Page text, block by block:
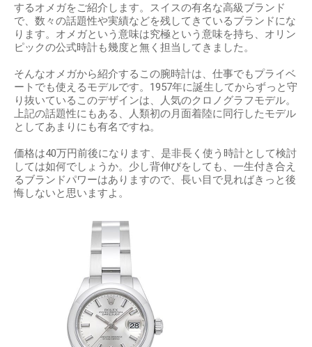
するオメガをご紹介します。スイスの有名な高級ブランド
で、数々の話題性や実績などを残してきているブランドにな
ります。オメガという意味は究極という意味を持ち、オリン
ピックの公式時計も幾度と無く担当してきました。
そんなオメガから紹介するこの腕時計は、仕事でもプライベ
ートでも使えるモデルです。1957年に誕生してからずっと守
り抜いているこのデザインは、人気のクロノグラフモデル。
上記の話題性にもある、人類初の月面着陸に同行したモデル
としてあまりにも有名ですね。
価格は40万円前後になります、是非長く使う時計として検討
しては如何でしょうか。少し背伸びをしても、一生付き合え
るブランドパワーはありますので、長い目で見ればきっと後
悔しないと思いますよ。